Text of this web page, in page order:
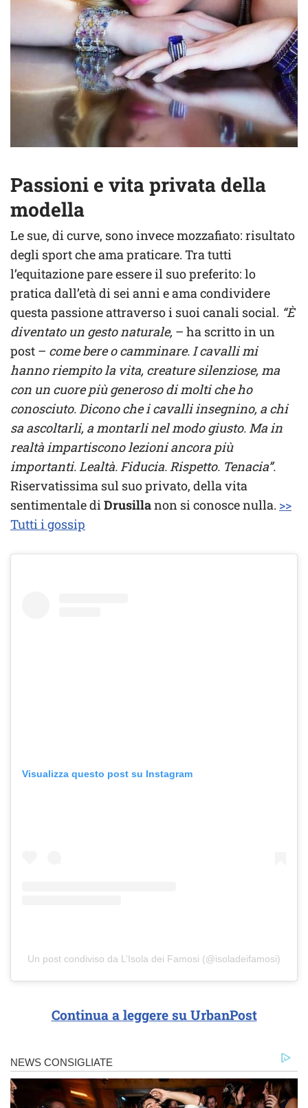
Passioni e vita privata della
modella
Le sue, di curve, sono invece mozzafiato: risultato
degli sport che ama praticare. Tra tutti
l’equitazione pare essere il suo preferito: lo
pratica dall’età di sei anni e ama condividere
questa passione attraverso i suoi canali social. “È
diventato un gesto naturale, – ha scritto in un
post – come bere o camminare. I cavalli mi
hanno riempito la vita, creature silenziose, ma
con un cuore più generoso di molti che ho
conosciuto. Dicono che i cavalli insegnino, a chi
sa ascoltarli, a montarli nel modo giusto. Ma in
realtà impartiscono lezioni ancora più
importanti. Lealtà. Fiducia. Rispetto. Tenacia”.
Riservatissima sul suo privato, della vita
sentimentale diDrusillanon si conosce nulla. >>
Tutti i gossip
Visualizza questo post su Instagram
Un post condiviso da L’Isola dei Famosi (@isoladeifamosi)
Continua a leggere su UrbanPost